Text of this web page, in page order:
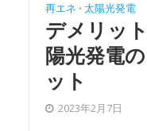
再エネ • 太陽光発電
デメリッ
陽光発電
ット
2023年2月7日